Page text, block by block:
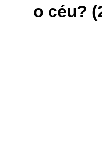
o céu?